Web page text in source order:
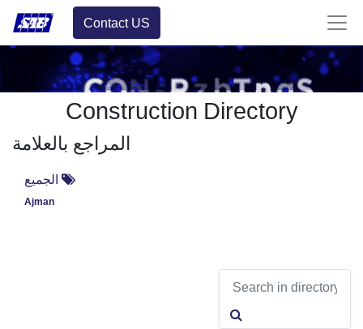
Contact US
Construction Directory
المراجع بالعلامة
الجميع
Ajman